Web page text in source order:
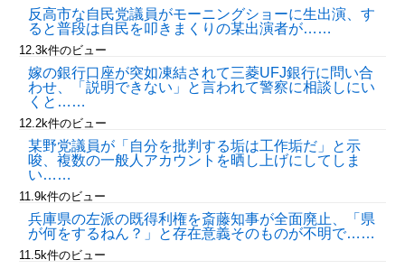
反高市な自民党議員がモーニングショーに生出演、す
ると普段は自民を叩きまくりの某出演者が……
12.3k件のビュー
嫁の銀行口座が突如凍結されて三菱UFJ銀行に問い合
わせ、「説明できない」と言われて警察に相談しにい
くと……
12.2k件のビュー
某野党議員が「自分を批判する垢は工作垢だ」と示
唆、複数の一般人アカウントを晒し上げにしてしま
い……
11.9k件のビュー
兵庫県の左派の既得利権を斎藤知事が全面廃止、「県
が何をするねん？」と存在意義そのものが不明で……
11.5k件のビュー